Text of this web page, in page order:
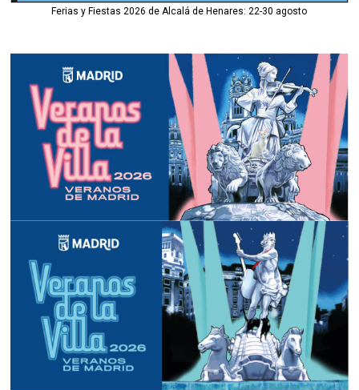
Ferias y Fiestas 2026 de Alcalá de Henares: 22-30 agosto